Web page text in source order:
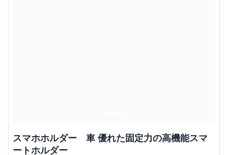
スマホホルダー 車 優れた固定力の高機能スマ
ートホルダー